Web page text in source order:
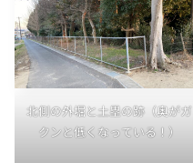
北側の外堀と土塁の跡（奥がガ
クンと低くなっている！）